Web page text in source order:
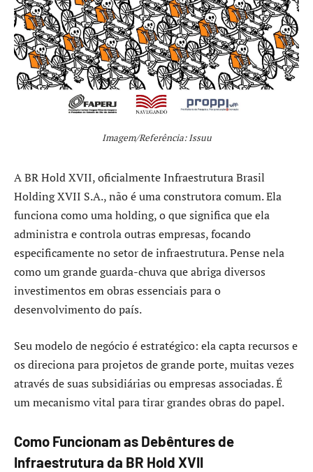
Imagem/Referência: Issuu
A BR Hold XVII, oficialmente Infraestrutura Brasil
Holding XVII S.A., não é uma construtora comum. Ela
funciona como uma holding, o que significa que ela
administra e controla outras empresas, focando
especificamente no setor de infraestrutura. Pense nela
como um grande guarda-chuva que abriga diversos
investimentos em obras essenciais para o
desenvolvimento do país.
Seu modelo de negócio é estratégico: ela capta recursos e
os direciona para projetos de grande porte, muitas vezes
através de suas subsidiárias ou empresas associadas. É
um mecanismo vital para tirar grandes obras do papel.
Como Funcionam as Debêntures de
Infraestrutura da BR Hold XVII